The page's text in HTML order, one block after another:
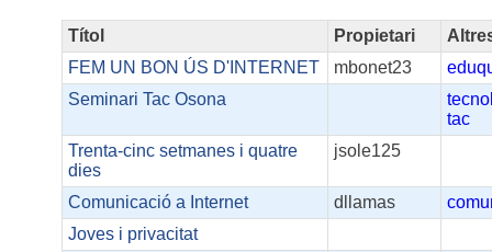
Títol Propietari
FEM UN BON ÚS D'INTERNET
mbonet23
Seminari Tac Osona
tac
Trenta-cinc setmanes i quatre
dies
jsole125
Comunicació a Internet dllamas
Joves i privacitat